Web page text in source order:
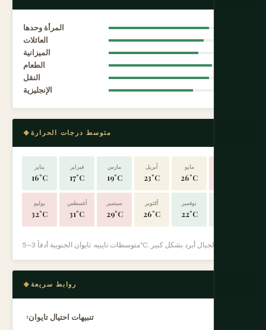
المرأة وحدها
العائلات
الميزانية
الطعام
النقل
الإنجليزية
متوسط درجات الحرارة
يناير
16°C
فبراير
17°C
مارس
19°C
أبريل
23°C
مايو
26°C
يوليو
32°C
أغسطس
31°C
سبتمبر
29°C
أكتوبر
26°C
نوفمبر
22°C
روابط سريعة
تنبيهات احتيال تايوان